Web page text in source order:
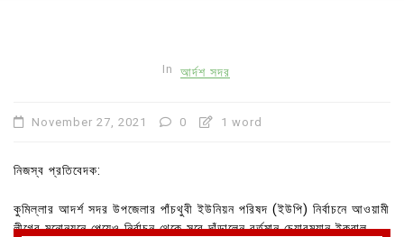
In আর্দশ সদর
November 27, 2021 0 1 word
নিজস্ব প্রতিবেদক:
কুমিল্লার আদর্শ সদর উপজেলার পাঁচথুবী ইউনিয়ন পরিষদ (ইউপি) নির্বাচনে আওয়ামী
লীগের মনোনয়নে পেয়েও নির্বাচন থেকে সরে দাঁড়ালেন বর্তমান চেয়ারম্যান ইকবাল